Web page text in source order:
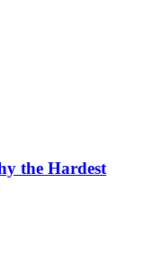
the Hardest